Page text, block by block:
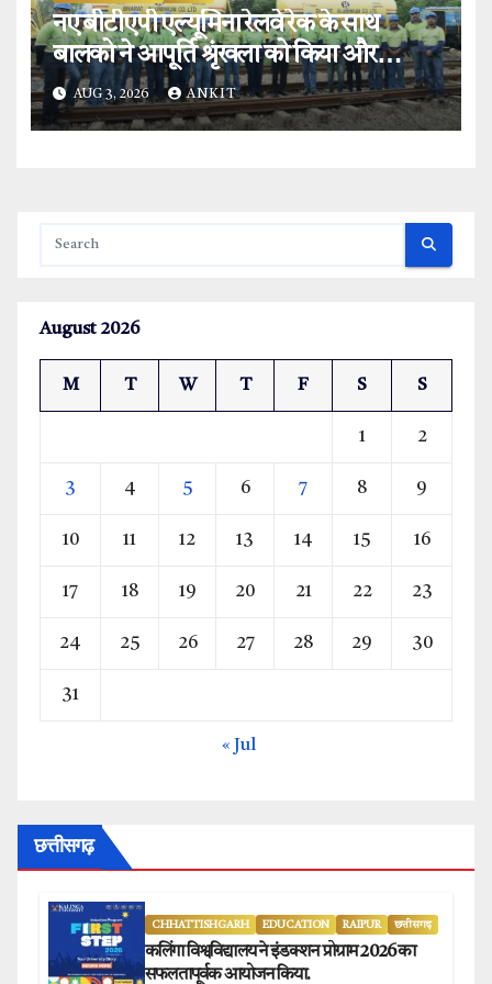
नए बीटीएपी एल्यूमिना रेलवे रेक के साथ
बालको ने आपूर्ति श्रृंखला को किया और
मजबूत.
AUG 3, 2026 ANKIT
August 2026
M T W T F S S
1 2
3 4 5 6 7 8 9
10 11 12 13 14 15 16
17 18 19 20 21 22 23
24 25 26 27 28 29 30
31
« Jul
छत्तीसगढ़
CHHATTISHGARH EDUCATION RAIPUR छत्तीसगढ़
कलिंगा विश्वविद्यालय ने इंडक्शन प्रोग्राम 2026 का
सफलतापूर्वक आयोजन किया.